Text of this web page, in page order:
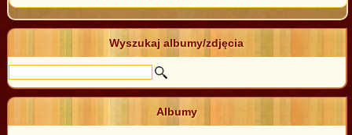
Wyszukaj albumy/zdjęcia
Albumy